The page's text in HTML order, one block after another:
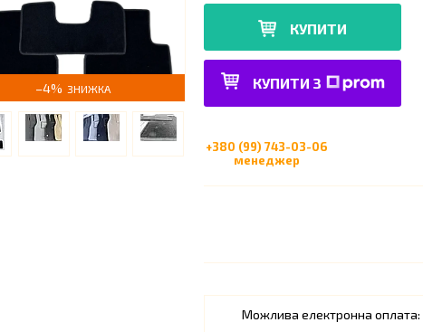
–4%
КУПИТИ
КУПИТИ З
+380 (99) 743-03-06
менеджер